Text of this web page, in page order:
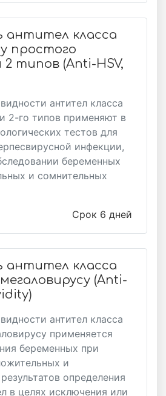
антител класса
простого
2 типов (Anti-HSV,
антител класса
2-го типов применяют в
тестов для
инфекции,
беременных
и сомнительных
Срок 6 дней
антител класса
(Anti-
антител класса
применяется
беременных при
и
определения
в целях исключения или